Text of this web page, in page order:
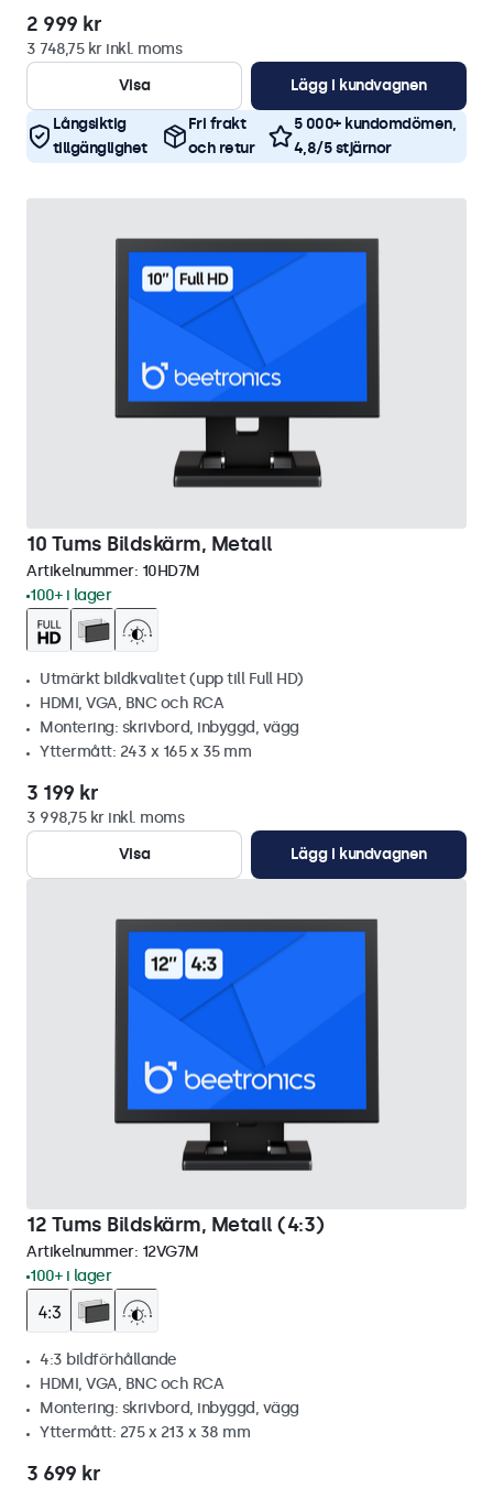
2 999 kr
3 748,75 kr inkl. moms
Visa
Lägg i kundvagnen
Långsiktig
tillgänglighet
Fri frakt
och retur
5 000+ kundomdömen,
4,8/5 stjärnor
10 Tums Bildskärm, Metall
Artikelnummer: 10HD7M
100+ i lager
Utmärkt bildkvalitet (upp till Full HD)
HDMI, VGA, BNC och RCA
Montering: skrivbord, inbyggd, vägg
Yttermått: 243 x 165 x 35 mm
3 199 kr
3 998,75 kr inkl. moms
Visa
Lägg i kundvagnen
12 Tums Bildskärm, Metall (4:3)
Artikelnummer: 12VG7M
100+ i lager
4:3 bildförhållande
HDMI, VGA, BNC och RCA
Montering: skrivbord, inbyggd, vägg
Yttermått: 275 x 213 x 38 mm
3 699 kr